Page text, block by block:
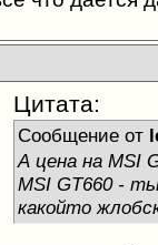
Цитата:
Сообщение от
А цена на MSI
MSI GT660 -
какойто